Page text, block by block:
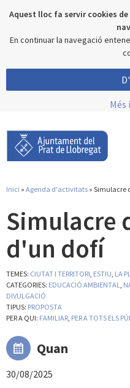
Aquest lloc fa servir cookies
En continuar la navegació
Inici » Agenda d'activitats » Simulacre
Simulacre
d'un dofí
TEMES: CIUTAT I TERRITORI, ESTIU, LA
CATEGORIES: EDUCACIÓ AMBIENTAL,
DIVULGACIÓ
TIPUS: PROPOSTA
PER A QUI: FAMILIAR, PER A TOTS ELS
Quan
30/08/2025